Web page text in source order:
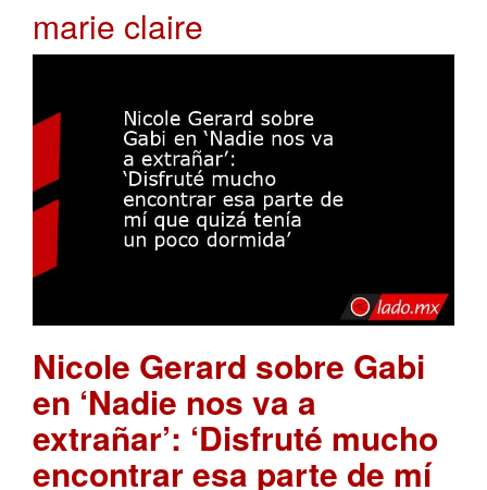
marie claire
Nicole Gerard sobre Gabi
en ‘Nadie nos va a
extrañar’: ‘Disfruté mucho
encontrar esa parte de mí